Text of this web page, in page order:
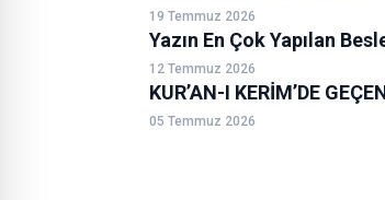
19 Temmuz 2026
Yazın En Çok Yapılan
12 Temmuz 2026
KUR’AN-I KERİM’DE
05 Temmuz 2026